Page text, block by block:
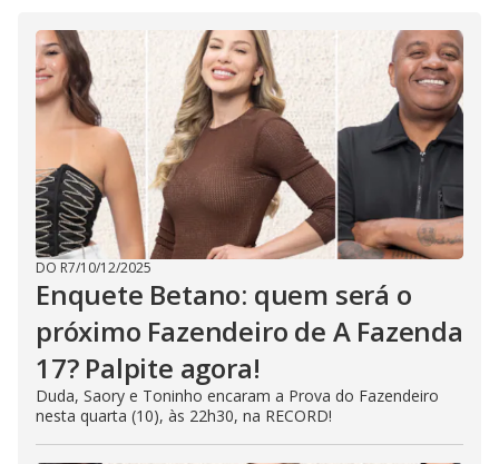
DO R7/10/12/2025
Enquete Betano: quem será o
próximo Fazendeiro de A Fazenda
17? Palpite agora!
Duda, Saory e Toninho encaram a Prova do Fazendeiro
nesta quarta (10), às 22h30, na RECORD!